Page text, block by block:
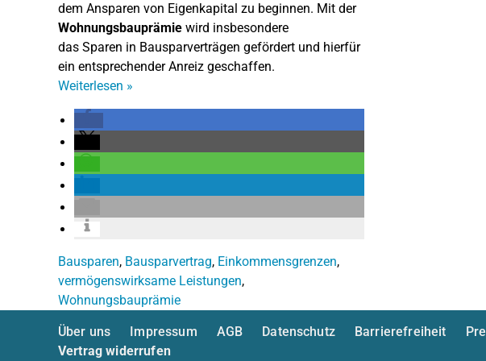
dem Ansparen von Eigenkapital zu beginnen. Mit der
Wohnungsbauprämie wird insbesondere
das Sparen in Bausparverträgen gefördert und hierfür
ein entsprechender Anreiz geschaffen.
Weiterlesen »
Bausparen, Bausparvertrag, Einkommensgrenzen,
vermögenswirksame Leistungen,
Wohnungsbauprämie
Über uns Impressum AGB Datenschutz Barrierefreiheit
Vertrag widerrufen